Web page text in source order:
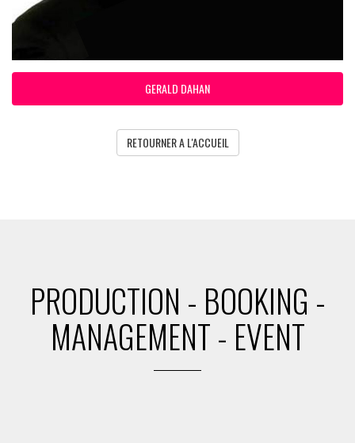
GERALD DAHAN
RETOURNER A L'ACCUEIL
PRODUCTION - BOOKING -
MANAGEMENT - EVENT